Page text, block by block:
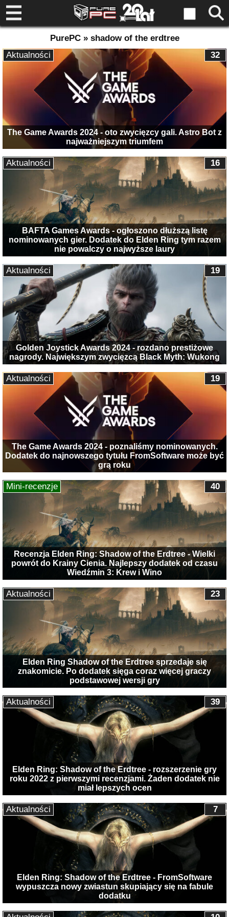
PurePC » shadow of the erdtree
The Game Awards 2024 - oto zwycięzcy gali. Astro Bot z
najważniejszym triumfem
32
Aktualności
BAFTA Games Awards - ogłoszono dłuższą listę
nominowanych gier. Dodatek do Elden Ring tym razem
nie powalczy o najwyższe laury
16
Aktualności
Golden Joystick Awards 2024 - rozdano prestiżowe
nagrody. Największym zwycięzcą Black Myth: Wukong
19
Aktualności
The Game Awards 2024 - poznaliśmy nominowanych.
Dodatek do najnowszego tytułu FromSoftware może być
grą roku
19
Aktualności
Recenzja Elden Ring: Shadow of the Erdtree - Wielki
powrót do Krainy Cienia. Najlepszy dodatek od czasu
Wiedźmin 3: Krew i Wino
40
Mini-recenzje
Elden Ring Shadow of the Erdtree sprzedaje się
znakomicie. Po dodatek sięga coraz więcej graczy
podstawowej wersji gry
23
Aktualności
Elden Ring: Shadow of the Erdtree - rozszerzenie gry
roku 2022 z pierwszymi recenzjami. Żaden dodatek nie
miał lepszych ocen
39
Aktualności
Elden Ring: Shadow of the Erdtree - FromSoftware
wypuszcza nowy zwiastun skupiający się na fabule
dodatku
7
Aktualności